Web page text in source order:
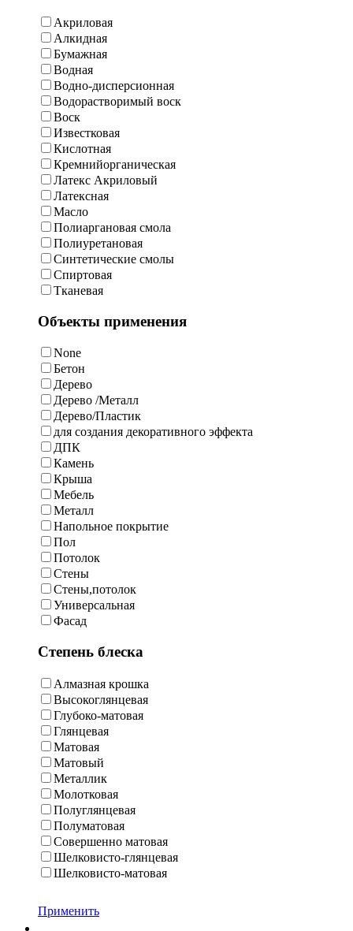
Акриловая
Алкидная
Бумажная
Водная
Водно-дисперсионная
Водорастворимый воск
Воск
Известковая
Кислотная
Кремнийорганическая
Латекс Акриловый
Латексная
Масло
Полиаргановая смола
Полиуретановая
Синтетические смолы
Спиртовая
Тканевая
Объекты применения
None
Бетон
Дерево
Дерево /Металл
Дерево/Пластик
для создания декоративного эффекта
ДПК
Камень
Крыша
Мебель
Металл
Напольное покрытие
Пол
Потолок
Стены
Стены,потолок
Универсальная
Фасад
Степень блеска
Алмазная крошка
Высокоглянцевая
Глубоко-матовая
Глянцевая
Матовая
Матовый
Металлик
Молотковая
Полуглянцевая
Полуматовая
Совершенно матовая
Шелковисто-глянцевая
Шелковисто-матовая
Применить